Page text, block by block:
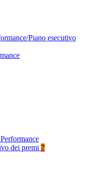
Piano esecutivo
dei premi 7